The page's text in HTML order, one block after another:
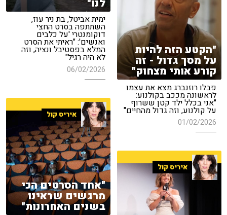
לנו"
ימית אביטל, בת ניר עוז,
השתתפה בסרט החצי
דוקומנטרי 'על כלבים
ואנשים': "ראיתי את הסרט
המלא בפסטיבל ונציה, וזה
לא היה רגיל"
06/02/2026
"הקטע הזה להיות
על מסך גדול - זה
קורע אותי מצחוק"
פבלו רוזנברג מצא את עצמו
לראשונה מככב בקולנוע:
"אני בכלל ילד קטן ששרוף
על קולנוע, וזה גדול מהחיים"
01/02/2026
איריס קול
"אחד הסרטים הכי
מרגשים שראינו
בשנים האחרונות"
איריס קול